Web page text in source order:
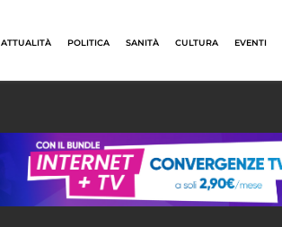
ATTUALITÀ POLITICA SANITÀ CULTURA EVENTI